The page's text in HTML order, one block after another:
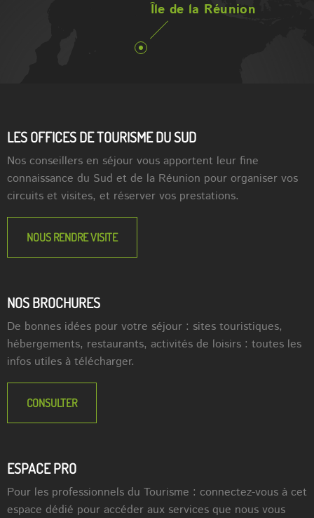
Île de la Réunion
LES OFFICES DE TOURISME DU SUD
Nos conseillers en séjour vous apportent leur fine
connaissance du Sud et de la Réunion pour organiser vos
circuits et visites, et réserver vos prestations.
NOUS RENDRE VISITE
NOS BROCHURES
De bonnes idées pour votre séjour : sites touristiques,
hébergements, restaurants, activités de loisirs : toutes les
infos utiles à télécharger.
CONSULTER
ESPACE PRO
Pour les professionnels du Tourisme : connectez-vous à cet
espace dédié pour accéder aux services que nous vous